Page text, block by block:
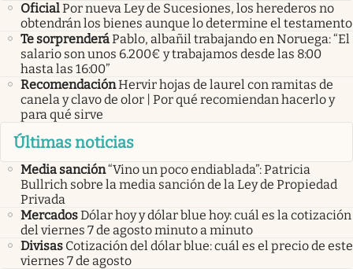
OficialPor nueva Ley de Sucesiones, los herederos no
obtendrán los bienes aunque lo determine el testamento
Te sorprenderáPablo, albañil trabajando en Noruega: “El
salario son unos 6.200€ y trabajamos desde las 8:00
hasta las 16:00”
RecomendaciónHervir hojas de laurel con ramitas de
canela y clavo de olor | Por qué recomiendan hacerlo y
para qué sirve
Últimas noticias
Media sanción“Vino un poco endiablada”: Patricia
Bullrich sobre la media sanción de la Ley de Propiedad
Privada
MercadosDólar hoy y dólar blue hoy: cuál es la cotización
del viernes 7 de agosto minuto a minuto
Divisas Cotización del dólar blue: cuál es el precio de este
viernes 7 de agosto